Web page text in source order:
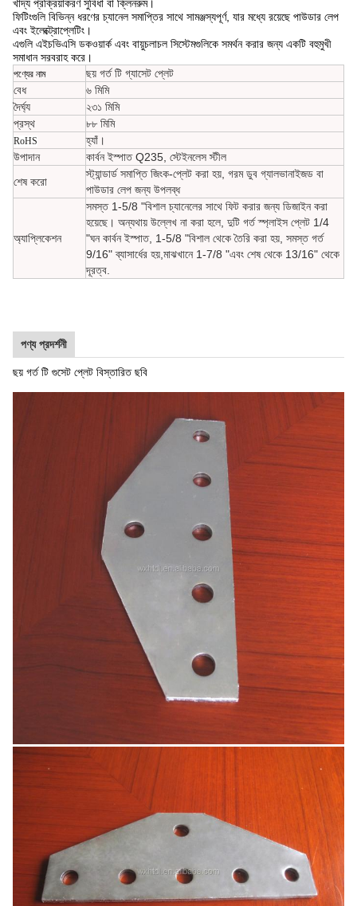
খাদ্য প্রক্রিয়াকরণ সুবিধা বা ক্লিনরুম।
ফিটিংগুলি বিভিন্ন ধরণের চ্যানেল সমাপ্তির সাথে সামঞ্জস্যপূর্ণ, যার মধ্যে রয়েছে পাউডার লেপ
এবং ইলেক্ট্রোপ্লেটিং।
এগুলি এইচভিএসি ডকওয়ার্ক এবং বায়ুচলাচল সিস্টেমগুলিকে সমর্থন করার জন্য একটি বহুমুখী
সমাধান সরবরাহ করে।
পণ্যের নাম
ছয় গর্ত টি গ্যাসেট প্লেট
বেধ
৬ মিমি
দৈর্ঘ্য
২৩১ মিমি
প্রস্থ
৮৮ মিমি
RoHS
হ্যাঁ।
উপাদান
কার্বন ইস্পাত Q235, স্টেইনলেস স্টীল
শেষ করো
স্ট্যান্ডার্ড সমাপ্তি জিংক-প্লেট করা হয়, গরম ডুব গ্যালভানাইজড বা
পাউডার লেপ জন্য উপলব্ধ
অ্যাপ্লিকেশন
সমস্ত 1-5/8 "বিশাল চ্যানেলের সাথে ফিট করার জন্য ডিজাইন করা
হয়েছে। অন্যথায় উল্লেখ না করা হলে, দুটি গর্ত স্প্লাইস প্লেট 1/4
"ঘন কার্বন ইস্পাত, 1-5/8 "বিশাল থেকে তৈরি করা হয়, সমস্ত গর্ত
9/16" ব্যাসার্ধের হয়,মাঝখানে 1-7/8 "এবং শেষ থেকে 13/16" থেকে
দূরত্ব.
পণ্য প্রদর্শনী
ছয় গর্ত টি গুসেট প্লেট বিস্তারিত ছবি